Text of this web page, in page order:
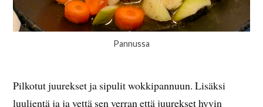
Pannussa
Pilkotut juurekset ja sipulit wokkipannuun. Lisäksi
luulientä ja ja vettä sen verran että juurekset hyvin